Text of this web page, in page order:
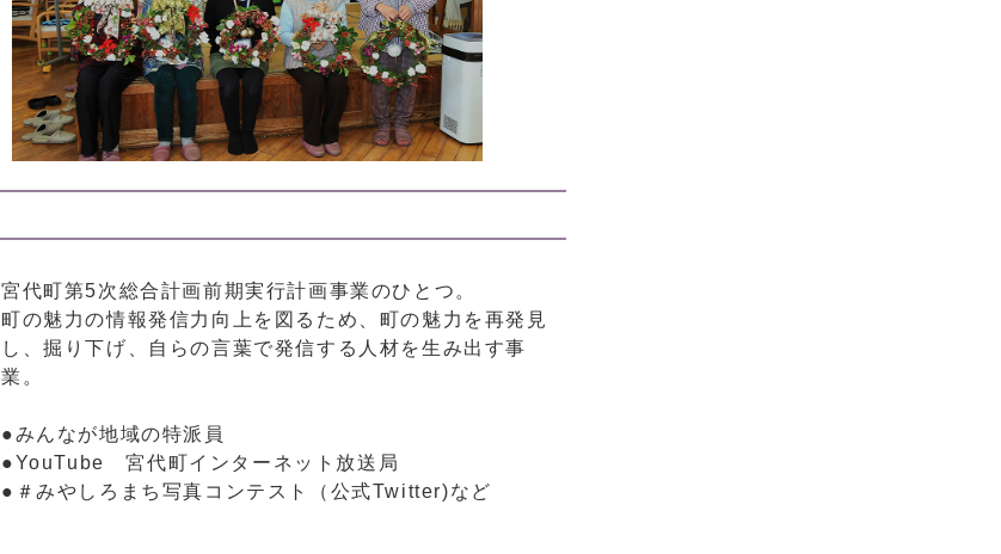
宮代町第5次総合計画前期実行計画事業のひとつ。
町の魅力の情報発信力向上を図るため、町の魅力を再発見
し、掘り下げ、自らの言葉で発信する人材を生み出す事
業。
●みんなが地域の特派員
●YouTube 宮代町インターネット放送局
●＃みやしろまち写真コンテスト（公式Twitter)など